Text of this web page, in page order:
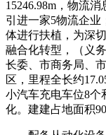
15246.98m，物流
引进一家5物流企业
体进行扶植，为深
融合化转型，（义
长委、市商务局、
区，里程全长约
小汽车充电车位8个
化。建建占地面积